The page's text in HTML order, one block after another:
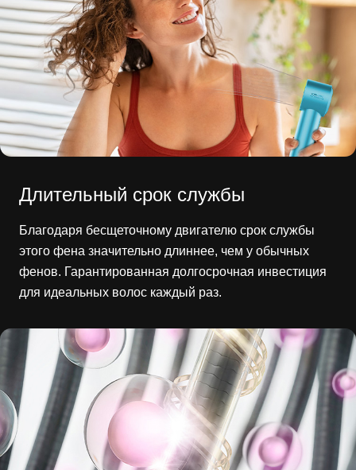
Длительный срок службы
Благодаря бесщеточному двигателю срок службы
этого фена значительно длиннее, чем у обычных
фенов. Гарантированная долгосрочная инвестиция
для идеальных волос каждый раз.